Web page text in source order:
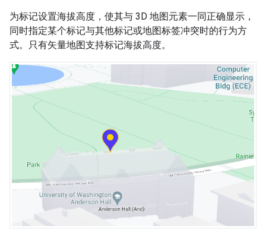
为标记设置海拔高度，使其与 3D 地图元素一同正确显示，
同时指定某个标记与其他标记或地图标签冲突时的行为方
式。只有矢量地图支持标记海拔高度。